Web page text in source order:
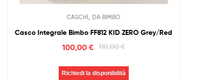
CASCHI DA BIMBO
Casco Integrale Bimbo FF812 KID ZERO Grey/Red
110,00€
100,00€
Richiedi la disponibilità